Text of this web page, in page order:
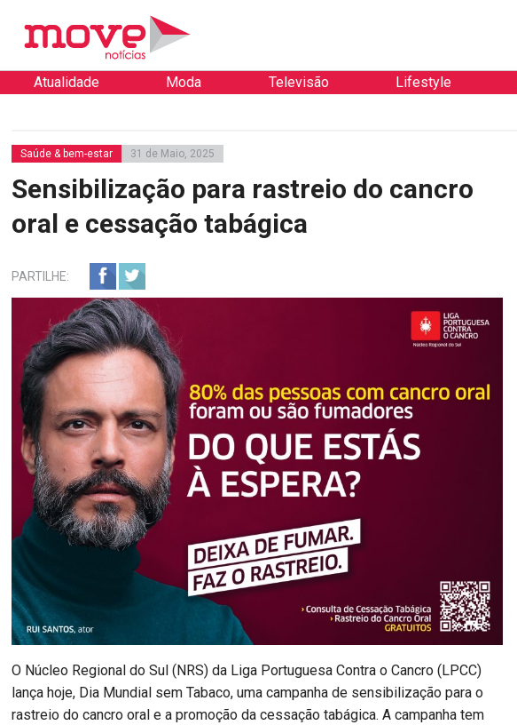
Atualidade Moda Televisão Lifestyle
Saúde & bem-estar 31 de Maio, 2025
Sensibilização para rastreio do cancro
oral e cessação tabágica
PARTILHE:
O Núcleo Regional do Sul (NRS) da Liga Portuguesa Contra o Cancro (LPCC)
lança hoje, Dia Mundial sem Tabaco, uma campanha de sensibilização para o
rastreio do cancro oral e a promoção da cessação tabágica. A campanha tem